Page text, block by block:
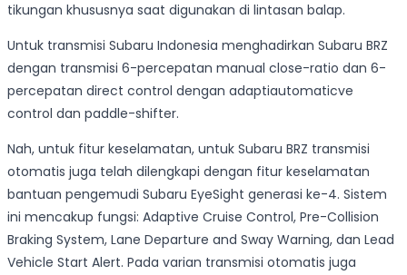
tikungan khususnya saat digunakan di lintasan balap.
Untuk transmisi Subaru Indonesia menghadirkan Subaru BRZ
dengan transmisi 6-percepatan manual close-ratio dan 6-
percepatan direct control dengan adaptiautomaticve
control dan paddle-shifter.
Nah, untuk fitur keselamatan, untuk Subaru BRZ transmisi
otomatis juga telah dilengkapi dengan fitur keselamatan
bantuan pengemudi Subaru EyeSight generasi ke-4. Sistem
ini mencakup fungsi: Adaptive Cruise Control, Pre-Collision
Braking System, Lane Departure and Sway Warning, dan Lead
Vehicle Start Alert. Pada varian transmisi otomatis juga